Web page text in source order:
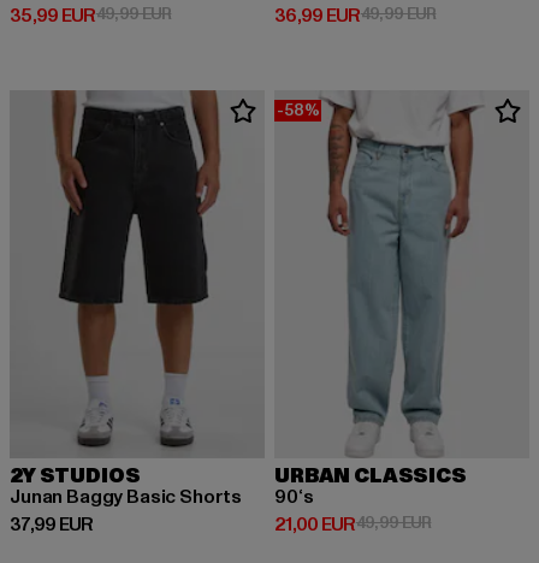
35,99 EUR
Derzeitiger Preis: 35,99 EUR
49,99 EURAktionspreis: 49,99 EUR
36,99 EUR
Derzeitiger Preis: 36,99 EUR
49,99 EURAktionspreis:
2Y STUDIOS
Junan Baggy Basic Shorts
37,99 EUR
Derzeitiger Preis: 37,99 EUR
-58%
URBAN CLASSICS
90‘s
21,00 EUR
Derzeitiger Preis: 21,00 EUR
49,99 EURAktionspreis: